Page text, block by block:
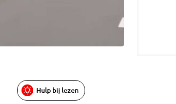
Hulp bij lezen